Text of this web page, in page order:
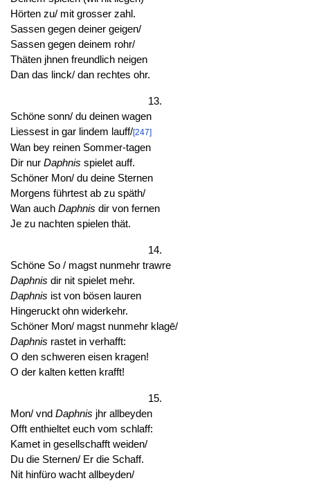
Hörten zu/ mit grosser zahl.
Sassen gegen deiner geigen/
Sassen gegen deinem rohr/
Thäten jhnen freundlich neigen
Dan das linck/ dan rechtes ohr.
13.
Schöne sonn/ du deinen wagen
Liessest in gar lindem lauff/[247]
Wan bey reinen Sommer-tagen
Dir nur Daphnis spielet auff.
Schöner Mon/ du deine Sternen
Morgens führtest ab zu späth/
Wan auch Daphnis dir von fernen
Je zu nachten spielen thät.
14.
Schöne So / magst nunmehr trawre
Daphnis dir nit spielet mehr.
Daphnis ist von bösen lauren
Hingeruckt ohn widerkehr.
Schöner Mon/ magst nunmehr klagē/
Daphnis rastet in verhafft:
O den schweren eisen kragen!
O der kalten ketten krafft!
15.
Mon/ vnd Daphnis jhr allbeyden
Offt enthieltet euch vom schlaff:
Kamet in gesellschafft weiden/
Du die Sternen/ Er die Schaff.
Nit hinfüro wacht allbeyden/